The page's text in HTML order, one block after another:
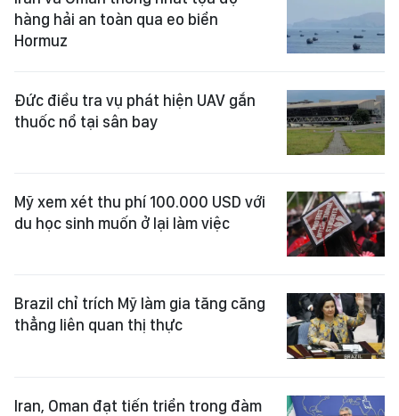
hàng hải an toàn qua eo biển
Hormuz
Đức điều tra vụ phát hiện UAV gắn
thuốc nổ tại sân bay
Mỹ xem xét thu phí 100.000 USD với
du học sinh muốn ở lại làm việc
Brazil chỉ trích Mỹ làm gia tăng căng
thẳng liên quan thị thực
Iran, Oman đạt tiến triển trong đàm